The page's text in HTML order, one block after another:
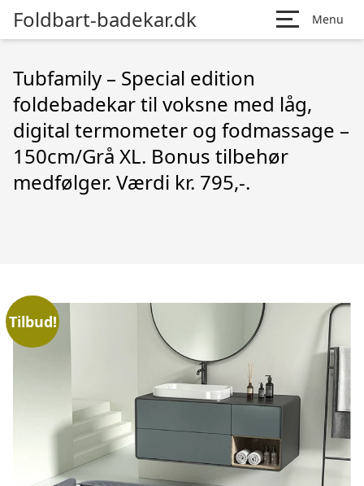
Foldbart-badekar.dk Menu
Tubfamily – Special edition
foldebadekar til voksne med låg,
digital termometer og fodmassage –
150cm/Grå XL. Bonus tilbehør
medfølger. Værdi kr. 795,-.
Tilbud!